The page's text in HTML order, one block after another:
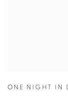
ONE NIGHT IN